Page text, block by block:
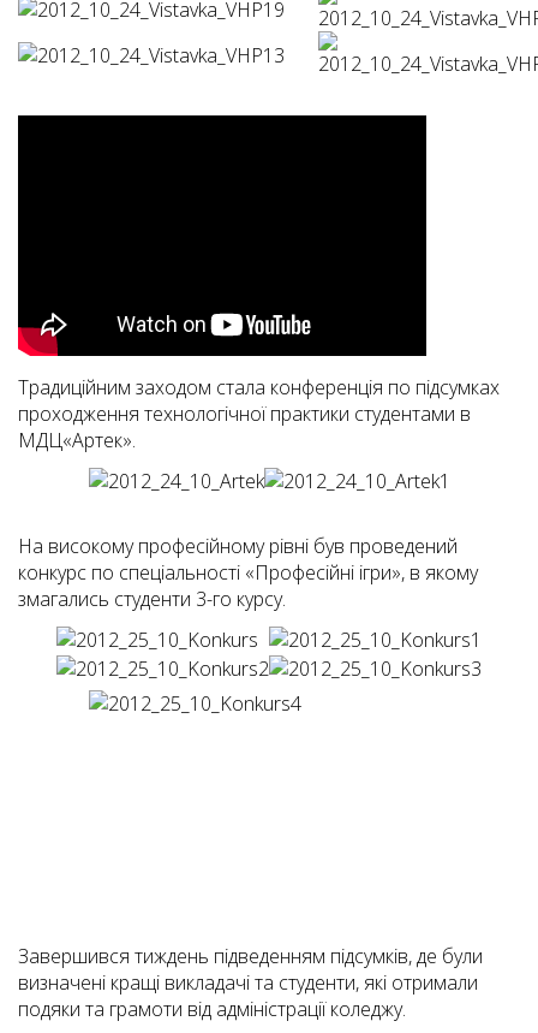
Традиційним заходом стала конференція по підсумках
проходження технологічної практики студентами в
МДЦ«Артек».
На високому професійному рівні був проведений
конкурс по спеціальності «Професійні ігри», в якому
змагались студенти 3-го курсу.
Завершився тиждень підведенням підсумків, де були
визначені кращі викладачі та студенти, які отримали
подяки та грамоти від адміністрації коледжу.